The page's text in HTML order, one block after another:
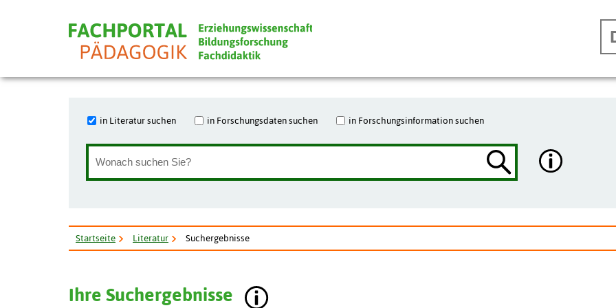
in Literatur suchen in Forschungsdaten suchen in Forschungsinformation suchen
Startseite Literatur Suchergebnisse
Ihre Suchergebnisse